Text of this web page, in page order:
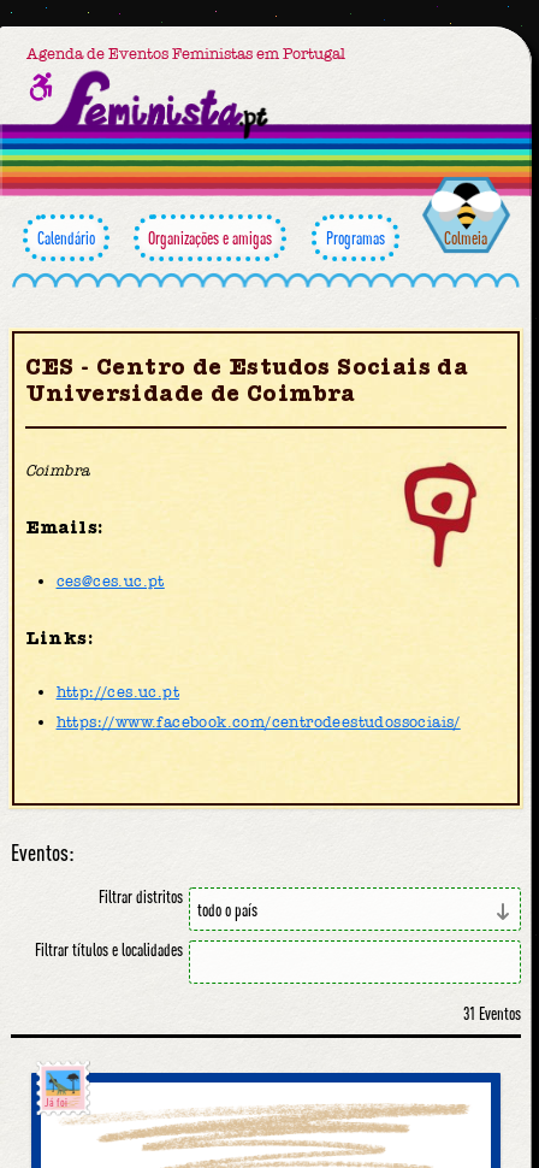
Agenda de Eventos Feministas em Portugal
Calendário Organizações e amigas Programas Colmeia
CES - Centro de Estudos Sociais da
Universidade de Coimbra
Coimbra
Emails:
ces@ces.uc.pt
Links:
http://ces.uc.pt
https://www.facebook.com/centrodeestudossociais/
Eventos:
Filtrar distritos
Filtrar títulos e localidades
31 Eventos
Já foi